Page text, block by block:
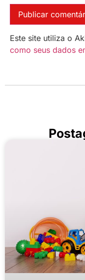
Este site utiliza o
como seus dados